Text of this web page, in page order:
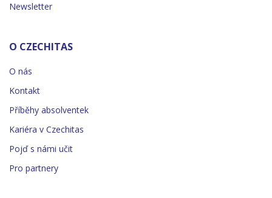
Newsletter
O CZECHITAS
O nás
Kontakt
Příběhy absolventek
Kariéra v Czechitas
Pojď s námi učit
Pro partnery